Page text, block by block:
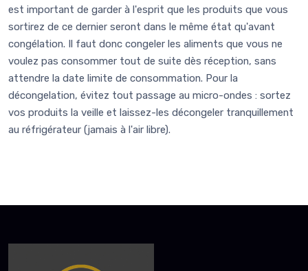
est important de garder à l'esprit que les produits que vous
sortirez de ce dernier seront dans le même état qu'avant
congélation. Il faut donc congeler les aliments que vous ne
voulez pas consommer tout de suite dès réception, sans
attendre la date limite de consommation. Pour la
décongelation, évitez tout passage au micro-ondes : sortez
vos produits la veille et laissez-les décongeler tranquillement
au réfrigérateur (jamais à l'air libre).